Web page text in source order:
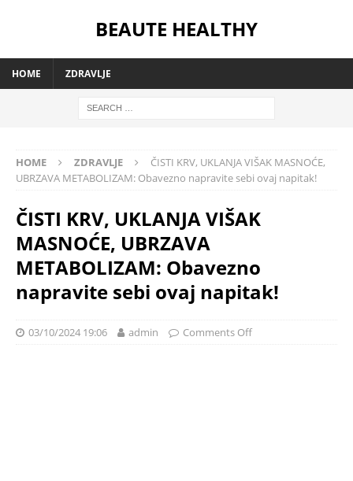
BEAUTE HEALTHY
HOME ZDRAVLJE
HOME ZDRAVLJE
ČISTI KRV, UKLANJA VIŠAK MASNOĆE,
UBRZAVA METABOLIZAM: Obavezno napravite sebi ovaj napitak!
ČISTI KRV, UKLANJA VIŠAK
MASNOĆE, UBRZAVA
METABOLIZAM: Obavezno
napravite sebi ovaj napitak!
03/10/2024 19:06 admin Comments Off